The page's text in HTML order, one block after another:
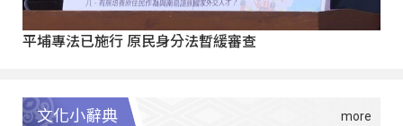
平埔專法已施行 原民身分法暫緩審查
文化小辭典